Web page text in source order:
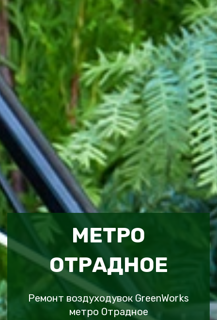
МЕТРО
ОТРАДНОЕ
Ремонт воздуходувок GreenWorks
метро Отрадное